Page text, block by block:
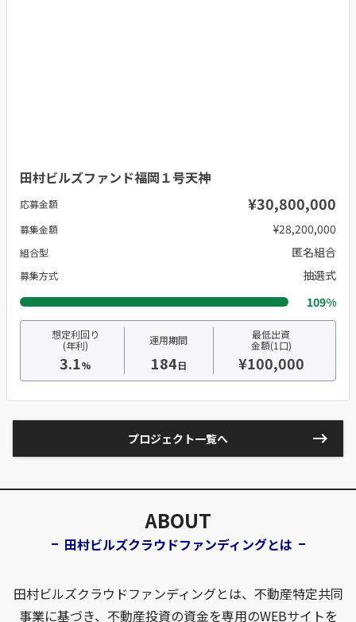
田村ビルズファンド福岡１号天神
応募金額 ¥30,800,000
募集金額 ¥28,200,000
組合型 匿名組合
募集方式
抽選式
109%
想定利回り
(年利)
3.1%
運用期間
184日
最低出資
金額(1口)
¥100,000
プロジェクト一覧へ keyboard_backspace
ABOUT
田村ビルズクラウドファンディングとは
田村ビルズクラウドファンディングとは、不動産特定共同
事業に基づき、不動産投資の資金を専用のWEBサイトを